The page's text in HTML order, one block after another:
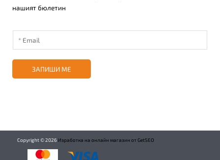
нашият бюлетин
ЗАПИШИ МЕ
Copyright ©2026 Изработка на онлайн магазин от GetSEO